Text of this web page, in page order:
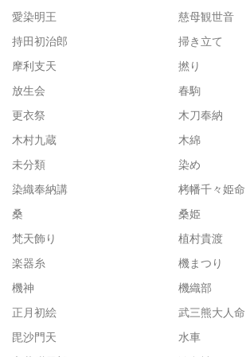
愛染明王
慈母観世音
持田初治郎
掃き立て
摩利支天
撚り
放生会
春駒
更衣祭
木刀奉納
木村九蔵
木綿
未分類
染め
染織奉納講
栲幡千々姫命
桑
桑姫
梵天飾り
植村貴渡
楽器糸
機まつり
機神
機織部
正月初絵
武三熊大人命
毘沙門天
水車